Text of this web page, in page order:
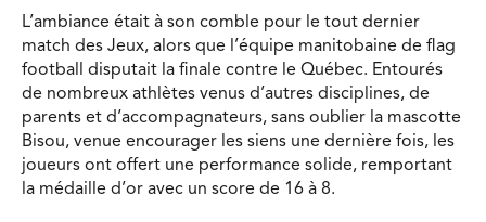
L’ambiance était à son comble pour le tout dernier
match des Jeux, alors que l’équipe manitobaine de flag
football disputait la finale contre le Québec. Entourés
de nombreux athlètes venus d’autres disciplines, de
parents et d’accompagnateurs, sans oublier la mascotte
Bisou, venue encourager les siens une dernière fois, les
joueurs ont offert une performance solide, remportant
la médaille d’or avec un score de 16 à 8.